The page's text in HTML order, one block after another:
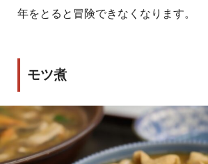
年をとると冒険できなくなります。
モツ煮